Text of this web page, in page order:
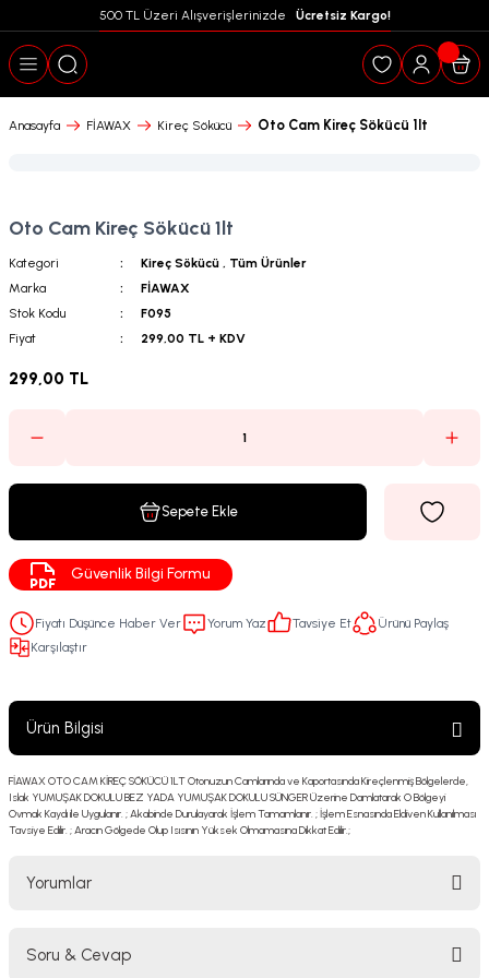
500 TL Üzeri Alışverişlerinizde Ücretsiz Kargo!
Geri Dön
Anasayfa FİAWAX Kireç Sökücü Oto Cam Kireç Sökücü 1lt
Oto Cam Kireç Sökücü 1lt
Kategori Kireç Sökücü , Tüm Ürünler
Marka
FİAWAX
Stok Kodu
F095
Fiyat
299,00 TL + KDV
299,00 TL
Sepete Ekle
Güvenlik Bilgi Formu
Fiyatı Düşünce Haber Ver Yorum Yaz Tavsiye Et
Ürünü Paylaş
Karşılaştır
Ürün Bilgisi
FİAWAX OTO CAM KİREÇ SÖKÜCÜ 1LT Otonuzun Camlarında ve Kaportasında Kireçlenmiş Bölgelerde,
Islak YUMUŞAK DOKULU BEZ YADA YUMUŞAK DOKULU SÜNGER Üzerine Damlatarak O Bölgeyi
Ovmak Kaydı ile Uygulanır. ; Akabinde Durulayarak İşlem Tamamlanır. ; İşlem Esnasında Eldiven Kullanılması
Tavsiye Edilir. ; Aracın Gölgede Olup Isısının Yüksek Olmamasına Dikkat Edilir.;
Yorumlar
Soru & Cevap